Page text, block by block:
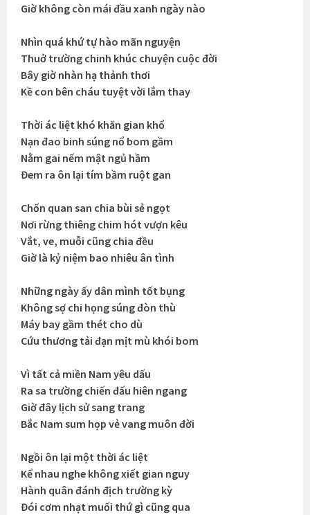
Giờ không còn mái đầu xanh ngày nào
Nhìn quá khứ tự hào mãn nguyện
Thuở trường chinh khúc chuyện cuộc đời
Bây giờ nhàn hạ thảnh thơi
Kề con bên cháu tuyệt vời lắm thay
Thời ác liệt khó khăn gian khổ
Nạn đao binh súng nổ bom gầm
Nằm gai nếm mật ngủ hầm
Đem ra ôn lại tím bầm ruột gan
Chốn quan san chia bùi sẻ ngọt
Nơi rừng thiêng chim hót vượn kêu
Vắt, ve, muỗi cũng chia đều
Giờ là kỷ niệm bao nhiêu ân tình
Những ngày ấy dân mình tốt bụng
Không sợ chi họng súng đòn thù
Máy bay gầm thét cho dù
Cứu thương tải đạn mịt mù khói bom
Vì tất cả miền Nam yêu dấu
Ra sa trường chiến đấu hiên ngang
Giờ đây lịch sử sang trang
Bắc Nam sum họp vẻ vang muôn đời
Ngồi ôn lại một thời ác liệt
Kể nhau nghe không xiết gian nguy
Hành quân đánh địch trường kỳ
Đói cơm nhạt muối thứ gì cũng qua